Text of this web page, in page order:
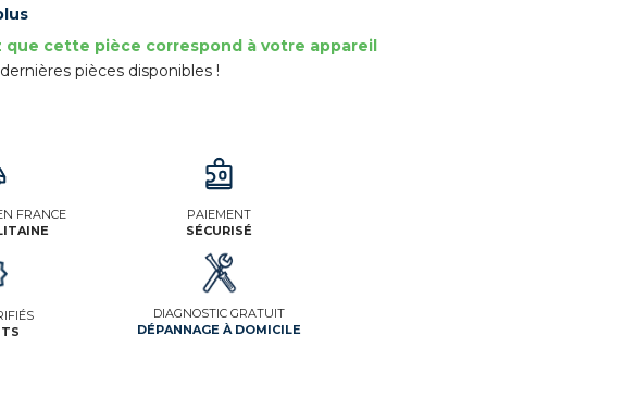
que cette pièce correspond à votre appareil
pièces disponibles !
FRANCE
PAIEMENT
SÉCURISÉ
DIAGNOSTIC GRATUIT
DÉPANNAGE À DOMICILE